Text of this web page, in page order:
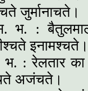
जुर्मानाचते।
:
इनामश्चते।
: रेलतार का
अजंचते।